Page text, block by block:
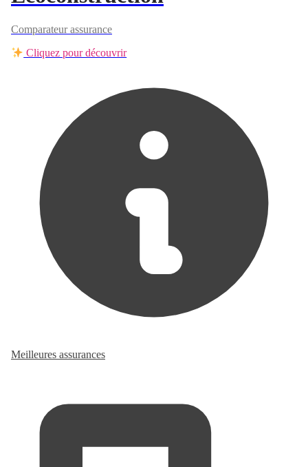
Comparateur assurance
Cliquez pour découvrir
Meilleures assurances